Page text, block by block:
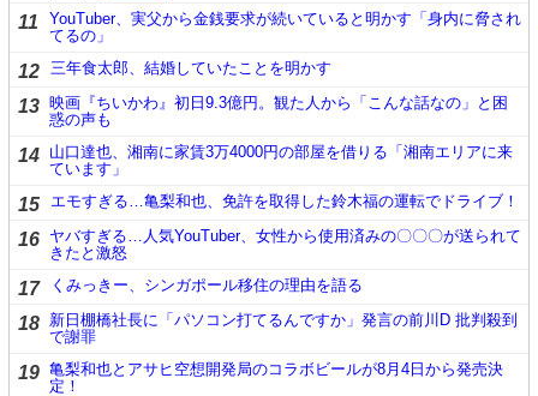
11
YouTuber、実父から金銭要求が続いていると明かす「身内に脅され
てるの」
12 三年食太郎、結婚していたことを明かす
13 映画『ちいかわ』初日9.3億円。観た人から「こんな話なの」と困
惑の声も
14 山口達也、湘南に家賃3万4000円の部屋を借りる「湘南エリアに来
ています」
15 エモすぎる…亀梨和也、免許を取得した鈴木福の運転でドライブ！
16 ヤバすぎる…人気YouTuber、女性から使用済みの〇〇〇が送られて
きたと激怒
17 くみっきー、シンガポール移住の理由を語る
18 新日棚橋社長に「パソコン打てるんですか」発言の前川D 批判殺到
で謝罪
19 亀梨和也とアサヒ空想開発局のコラボビールが8月4日から発売決
定！